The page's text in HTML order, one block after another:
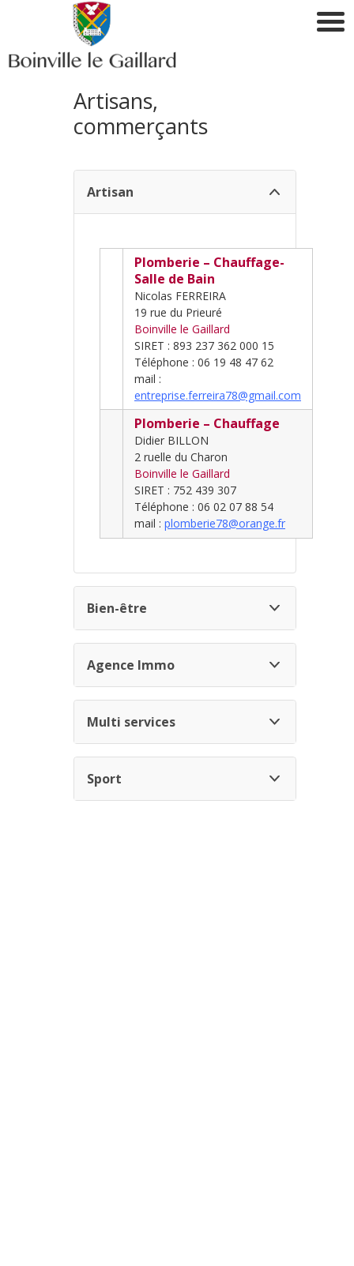
Artisans,
commerçants
Artisan
Plomberie – Chauffage-
Salle de Bain
Nicolas FERREIRA
19 rue du Prieuré
Boinville le Gaillard
SIRET : 893 237 362 000 15
Téléphone : 06 19 48 47 62
mail :
entreprise.ferreira78@gmail.com
Plomberie – Chauffage
Didier BILLON
2 ruelle du Charon
Boinville le Gaillard
SIRET : 752 439 307
Téléphone : 06 02 07 88 54
mail : plomberie78@orange.fr
Bien-être
Agence Immo
Multi services
Sport